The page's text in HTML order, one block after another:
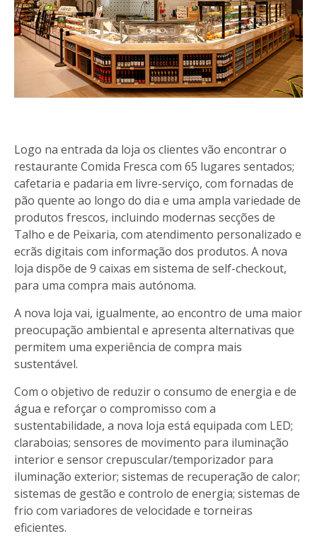
Logo na entrada da loja os clientes vão encontrar o
restaurante Comida Fresca com 65 lugares sentados;
cafetaria e padaria em livre-serviço, com fornadas de
pão quente ao longo do dia e uma ampla variedade de
produtos frescos, incluindo modernas secções de
Talho e de Peixaria, com atendimento personalizado e
ecrãs digitais com informação dos produtos. A nova
loja dispõe de 9 caixas em sistema de self-checkout,
para uma compra mais autónoma.
A nova loja vai, igualmente, ao encontro de uma maior
preocupação ambiental e apresenta alternativas que
permitem uma experiência de compra mais
sustentável.
Com o objetivo de reduzir o consumo de energia e de
água e reforçar o compromisso com a
sustentabilidade, a nova loja está equipada com LED;
claraboias; sensores de movimento para iluminação
interior e sensor crepuscular/temporizador para
iluminação exterior; sistemas de recuperação de calor;
sistemas de gestão e controlo de energia; sistemas de
frio com variadores de velocidade e torneiras
eficientes.